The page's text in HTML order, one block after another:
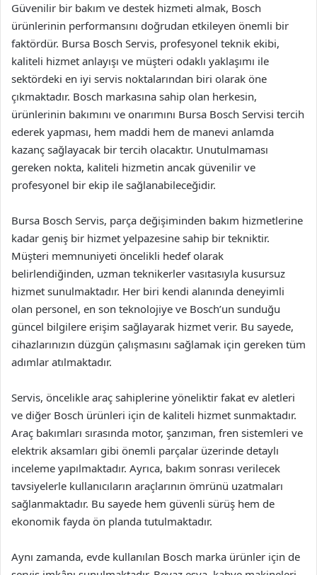
Güvenilir bir bakım ve destek hizmeti almak, Bosch
ürünlerinin performansını doğrudan etkileyen önemli bir
faktördür. Bursa Bosch Servis, profesyonel teknik ekibi,
kaliteli hizmet anlayışı ve müşteri odaklı yaklaşımı ile
sektördeki en iyi servis noktalarından biri olarak öne
çıkmaktadır. Bosch markasına sahip olan herkesin,
ürünlerinin bakımını ve onarımını Bursa Bosch Servisi tercih
ederek yapması, hem maddi hem de manevi anlamda
kazanç sağlayacak bir tercih olacaktır. Unutulmaması
gereken nokta, kaliteli hizmetin ancak güvenilir ve
profesyonel bir ekip ile sağlanabileceğidir.
Bursa Bosch Servis, parça değişiminden bakım hizmetlerine
kadar geniş bir hizmet yelpazesine sahip bir tekniktir.
Müşteri memnuniyeti öncelikli hedef olarak
belirlendiğinden, uzman teknikerler vasıtasıyla kusursuz
hizmet sunulmaktadır. Her biri kendi alanında deneyimli
olan personel, en son teknolojiye ve Bosch’un sunduğu
güncel bilgilere erişim sağlayarak hizmet verir. Bu sayede,
cihazlarınızın düzgün çalışmasını sağlamak için gereken tüm
adımlar atılmaktadır.
Servis, öncelikle araç sahiplerine yöneliktir fakat ev aletleri
ve diğer Bosch ürünleri için de kaliteli hizmet sunmaktadır.
Araç bakımları sırasında motor, şanzıman, fren sistemleri ve
elektrik aksamları gibi önemli parçalar üzerinde detaylı
inceleme yapılmaktadır. Ayrıca, bakım sonrası verilecek
tavsiyelerle kullanıcıların araçlarının ömrünü uzatmaları
sağlanmaktadır. Bu sayede hem güvenli sürüş hem de
ekonomik fayda ön planda tutulmaktadır.
Aynı zamanda, evde kullanılan Bosch marka ürünler için de